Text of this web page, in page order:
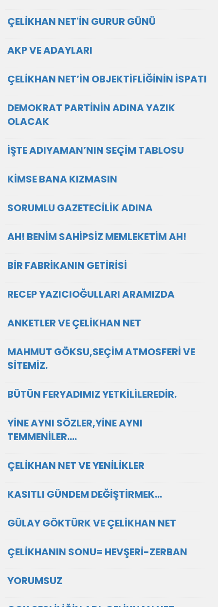
ÇELİKHAN NET'İN GURUR GÜNÜ
AKP VE ADAYLARI
ÇELİKHAN NET’İN OBJEKTİFLİĞİNİN İSPATI
DEMOKRAT PARTİNİN ADINA YAZIK
OLACAK
İŞTE ADIYAMAN’NIN SEÇİM TABLOSU
KİMSE BANA KIZMASIN
SORUMLU GAZETECİLİK ADINA
AH! BENİM SAHİPSİZ MEMLEKETİM AH!
BİR FABRİKANIN GETİRİSİ
RECEP YAZICIOĞULLARI ARAMIZDA
ANKETLER VE ÇELİKHAN NET
MAHMUT GÖKSU,SEÇİM ATMOSFERİ VE
SİTEMİZ.
BÜTÜN FERYADIMIZ YETKİLİLEREDİR.
YİNE AYNI SÖZLER,YİNE AYNI
TEMMENİLER....
ÇELİKHAN NET VE YENİLİKLER
KASITLI GÜNDEM DEĞİŞTİRMEK...
GÜLAY GÖKTÜRK VE ÇELİKHAN NET
ÇELİKHANIN SONU= HEVŞERİ-ZERBAN
YORUMSUZ